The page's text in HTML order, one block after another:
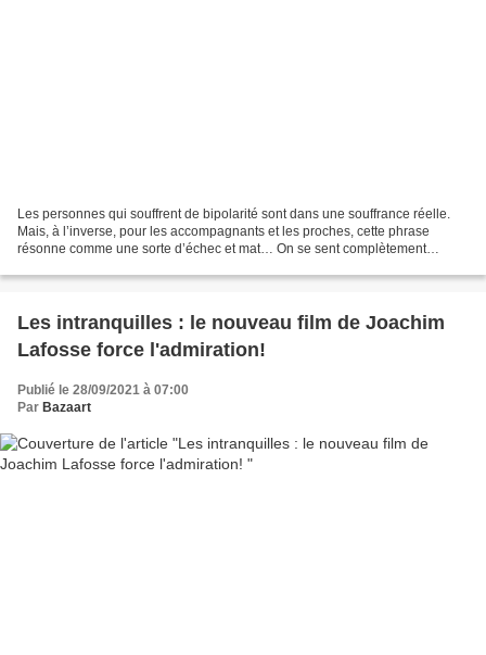
Les personnes qui souffrent de bipolarité sont dans une souffrance réelle.
Mais, à l’inverse, pour les accompagnants et les proches, cette phrase
résonne comme une sorte d’échec et mat… On se sent complètement
Les intranquilles : le nouveau film de Joachim
Lafosse force l'admiration!
Publié le 28/09/2021 à 07:00
Par Bazaart